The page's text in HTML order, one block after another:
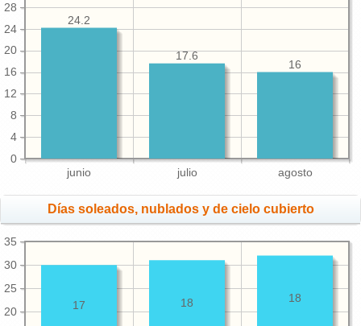
junio julio agosto
0
4
8
12
16
20
24
28
16
17.6
24.2
Días soleados, nublados y de cielo cubierto
20
25
30
35
18
18
17